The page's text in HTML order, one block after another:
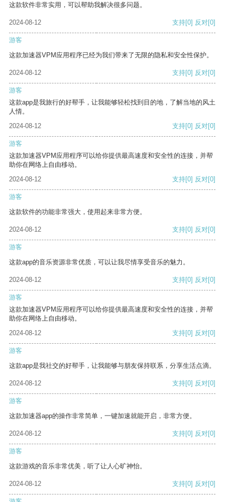
这款软件非常实用，可以帮助我解决很多问题。
2024-08-12 支持[0] 反对[0]
游客
这款加速器VPM应用程序已经为我们带来了无限的隐私和安全性保护。
2024-08-12 支持[0] 反对[0]
游客
这款app是我旅行的好帮手，让我能够轻松找到目的地，了解当地的风土
人情。
2024-08-12
支持[0] 反对[0]
游客
这款加速器VPM应用程序可以给你提供最高速度和安全性的连接，并帮
助你在网络上自由移动。
2024-08-12
支持[0] 反对[0]
游客
这款软件的功能非常强大，使用起来非常方便。
2024-08-12 支持[0] 反对[0]
游客
这款app的音乐资源非常优质，可以让我尽情享受音乐的魅力。
2024-08-12 支持[0] 反对[0]
游客
这款加速器VPM应用程序可以给你提供最高速度和安全性的连接，并帮
助你在网络上自由移动。
2024-08-12
支持[0] 反对[0]
游客
这款app是我社交的好帮手，让我能够与朋友保持联系，分享生活点滴。
2024-08-12 支持[0] 反对[0]
游客
这款加速器app的操作非常简单，一键加速就能开启，非常方便。
2024-08-12 支持[0] 反对[0]
游客
这款游戏的音乐非常优美，听了让人心旷神怡。
2024-08-12 支持[0] 反对[0]